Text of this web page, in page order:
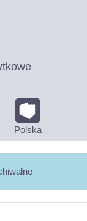
Polska